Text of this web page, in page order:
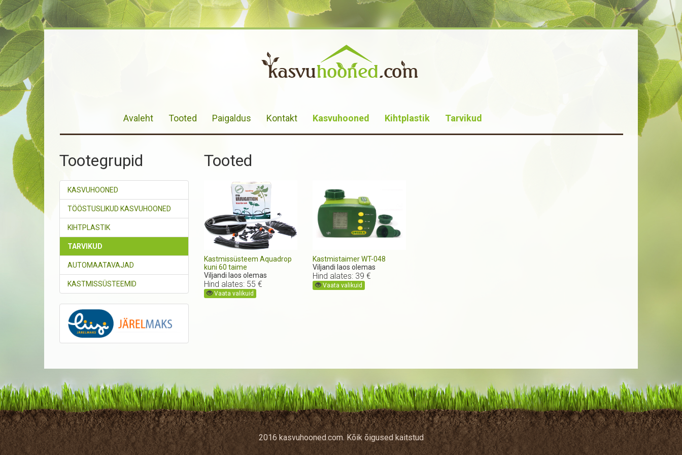
Avaleht Tooted Paigaldus Kontakt Kasvuhooned Kihtplastik Tarvikud
Tootegrupid
KASVUHOONED
TÖÖSTUSLIKUD KASVUHOONED
KIHTPLASTIK
TARVIKUD
AUTOMAATAVAJAD
KASTMISSÜSTEEMID
Tooted
Kastmissüsteem Aquadrop
kuni 60 taime
Viljandi laos olemas
Hind alates: 55 €
Vaata valikuid
Kastmistaimer WT-048
Viljandi laos olemas
Hind alates: 39 €
Vaata valikuid
2016 kasvuhooned.com. Kõik õigused kaitstud